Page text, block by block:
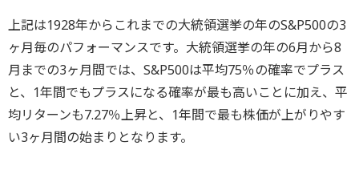
上記は1928年からこれまでの大統領選挙の年のS&P500の3
ヶ月毎のパフォーマンスです。大統領選挙の年の6月から8
月までの3ヶ月間では、S&P500は平均75％の確率でプラス
と、1年間でもプラスになる確率が最も高いことに加え、平
均リターンも7.27％上昇と、1年間で最も株価が上がりやす
い3ヶ月間の始まりとなります。